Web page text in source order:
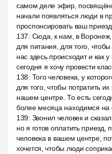
самом деле эфир,
начали появляться люди в
проспонсировать ваш приезд.
137: Сюда, к нам, в
для питания, для того,
нас здесь происходит и как
сегодня я хочу провести
138: Того человека, у
для того, чтобы потратить
нашем центре. То есть
более месяца находимся на
139: Звонил человек и
но я готов оплатить приезд,
человека в вашем центре,
хочется, чтобы люди